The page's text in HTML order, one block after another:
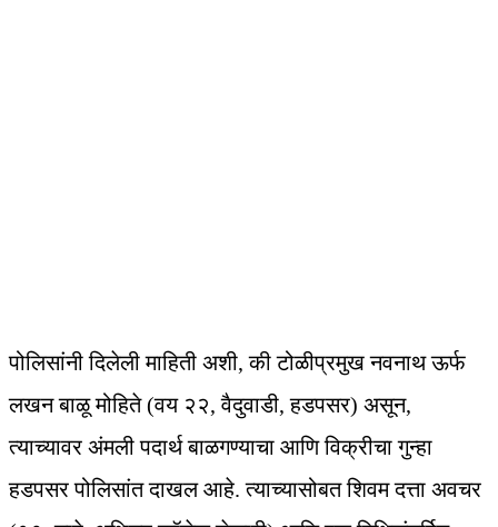
पोलिसांनी दिलेली माहिती अशी, की टोळीप्रमुख नवनाथ ऊर्फ
लखन बाळू मोहिते (वय २२, वैदुवाडी, हडपसर) असून,
त्याच्यावर अंमली पदार्थ बाळगण्याचा आणि विक्रीचा गुन्हा
हडपसर पोलिसांत दाखल आहे. त्याच्यासोबत शिवम दत्ता अवचर